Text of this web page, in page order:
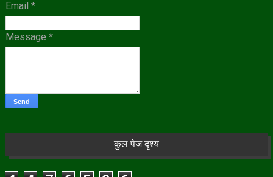
Email *
Message *
कुल पेज दृश्य